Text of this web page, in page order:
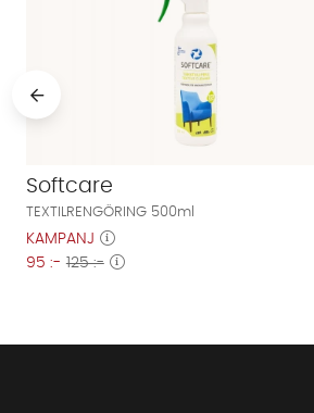
Softcare
TEXTILRENGÖRING 500ml
KAMPANJ
95 :- 125 :-